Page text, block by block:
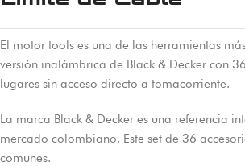
El motor tools es una de las herramientas
versión inalámbrica de Black & Decker con
lugares sin acceso directo a tomacorriente.
La marca Black & Decker es una referencia
mercado colombiano. Este set de 36
comunes.